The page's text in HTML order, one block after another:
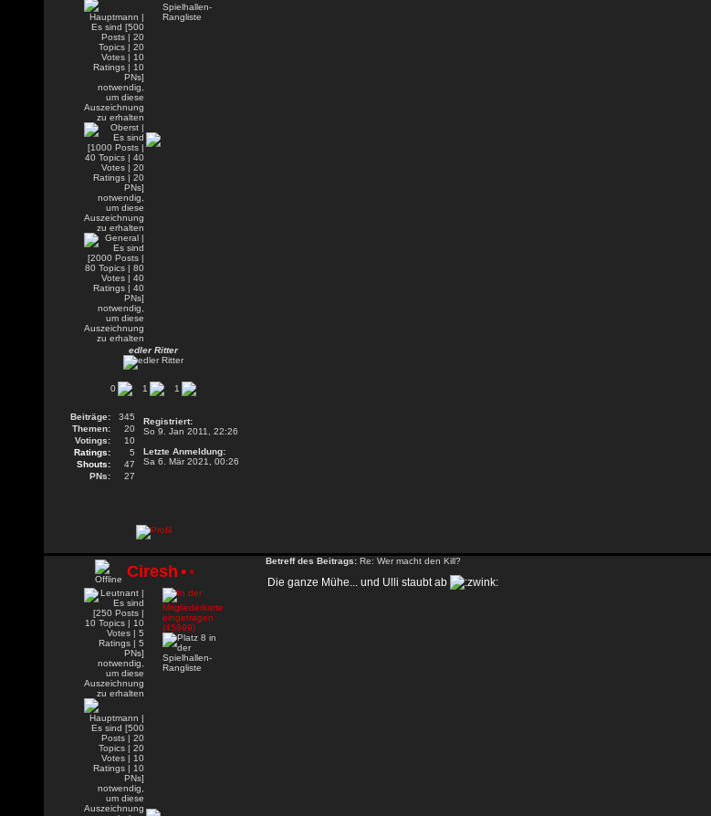
edler Ritter
0 1 1
Beiträge:
345
Themen:
20
Votings:
10
Ratings:
5
Shouts:
47
PNs:
27
Registriert:
So 9. Jan 2011, 22:26
Letzte Anmeldung:
Sa 6. Mär 2021, 00:26
Ciresh ••
Betreff des Beitrags: Re: Wer macht den Kill?
Die ganze Mühe... und Ulli staubt ab